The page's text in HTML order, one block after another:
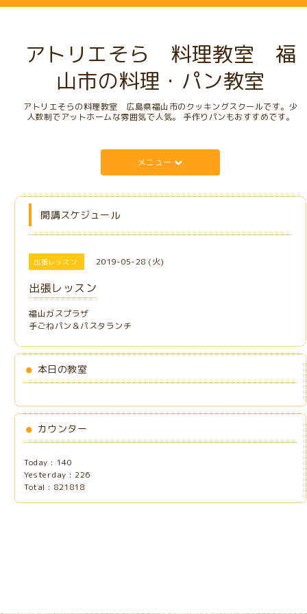
アトリエそら 料理教室 福
山市の料理・パン教室
アトリエそらの料理教室 広島県福山市のクッキングスクールです。少
人数制でアットホームな雰囲気で人気。 手作りパンもおすすめです。
メニュー
開講スケジュール
出張レッスン 2019-05-28 (火)
出張レッスン
福山ガスプラザ
手ごねパン＆パスタランチ
本日の教室
カウンター
Today : 140
Yesterday :226
Total : 821818